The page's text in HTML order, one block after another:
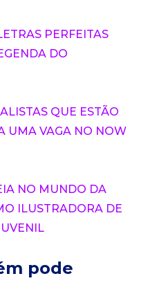
PERFEITAS
DO
QUE ESTÃO
UMA VAGA NO NOW
NO MUNDO DA
ILUSTRADORA DE
pode